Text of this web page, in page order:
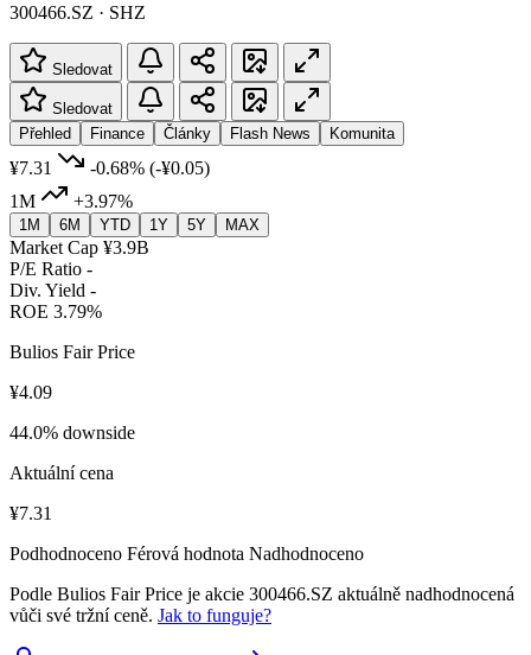
300466.SZ · SHZ
Sledovat
Sledovat
Přehled
Finance Články Flash News Komunita
¥7.31 -0.68% (-¥0.05)
1M
+3.97%
1M 6M YTD 1Y 5Y MAX
Market Cap ¥3.9B
P/E Ratio -
Div. Yield -
ROE 3.79%
Bulios Fair Price
¥4.09
44.0% downside
Aktuální cena
¥7.31
Podhodnoceno Férová hodnota Nadhodnoceno
Podle Bulios Fair Price je akcie 300466.SZ aktuálně nadhodnocená
vůči své tržní ceně. Jak to funguje?